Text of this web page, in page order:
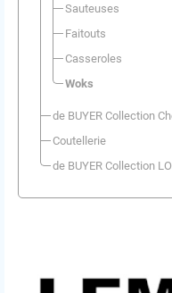
Sauteuses
Faitouts
Casseroles
Woks
de BUYER Collection
Coutellerie
de BUYER Collection